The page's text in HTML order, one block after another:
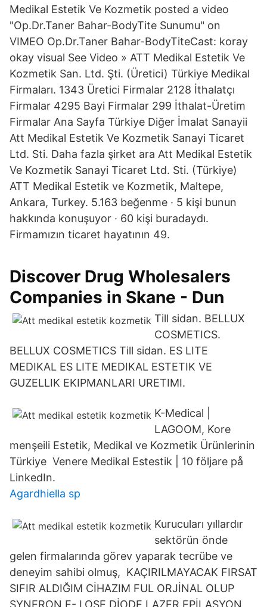
Medikal Estetik Ve Kozmetik posted a video
"Op.Dr.Taner Bahar-BodyTite Sunumu" on
VIMEO Op.Dr.Taner Bahar-BodyTiteCast: koray
okay visual See Video » ATT Medikal Estetik Ve
Kozmetik San. Ltd. Şti. (Üretici) Türkiye Medikal
Firmaları. 1343 Üretici Firmalar 2128 İthalatçı
Firmalar 4295 Bayi Firmalar 299 İthalat-Üretim
Firmalar Ana Sayfa Türkiye Diğer İmalat Sanayii
Att Medikal Estetik Ve Kozmetik Sanayi Ticaret
Ltd. Sti. Daha fazla şirket ara Att Medikal Estetik
Ve Kozmetik Sanayi Ticaret Ltd. Sti. (Türkiye)
ATT Medikal Estetik ve Kozmetik, Maltepe,
Ankara, Turkey. 5.163 beğenme · 5 kişi bunun
hakkında konuşuyor · 60 kişi buradaydı.
Firmamızın ticaret hayatının 49.
Discover Drug Wholesalers
Companies in Skane - Dun
Till sidan. BELLUX
COSMETICS.
BELLUX COSMETICS Till sidan. ES LITE
MEDIKAL ES LITE MEDIKAL ESTETIK VE
GUZELLIK EKIPMANLARI URETIMI.
K-Medical |
LAGOOM, Kore
menşeili Estetik, Medikal ve Kozmetik Ürünlerinin
Türkiye Venere Medikal Estestik | 10 följare på
LinkedIn.
Agardhiella sp
Kurucuları yıllardır
sektörün önde
gelen firmalarında görev yaparak tecrübe ve
deneyim sahibi olmuş, KAÇIRILMAYACAK FIRSAT
SIFIR ALDIĞIM CİHAZIM FUL ORJİNAL OLUP
SYNERON E- LOSE DİODE LAZER EPİLASYON